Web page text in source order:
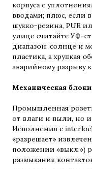
корпуса с
вводами; плюс, если
шукко-резина, PUR
улице считайте УФ-
диапазон: солнце и
пластика, а хрупкая
аварийному разрыву
Механическая
Промышленная
от влаги и пыли, но
Исполнения с
«разрешает»
положении «выкл.»)
размыкания